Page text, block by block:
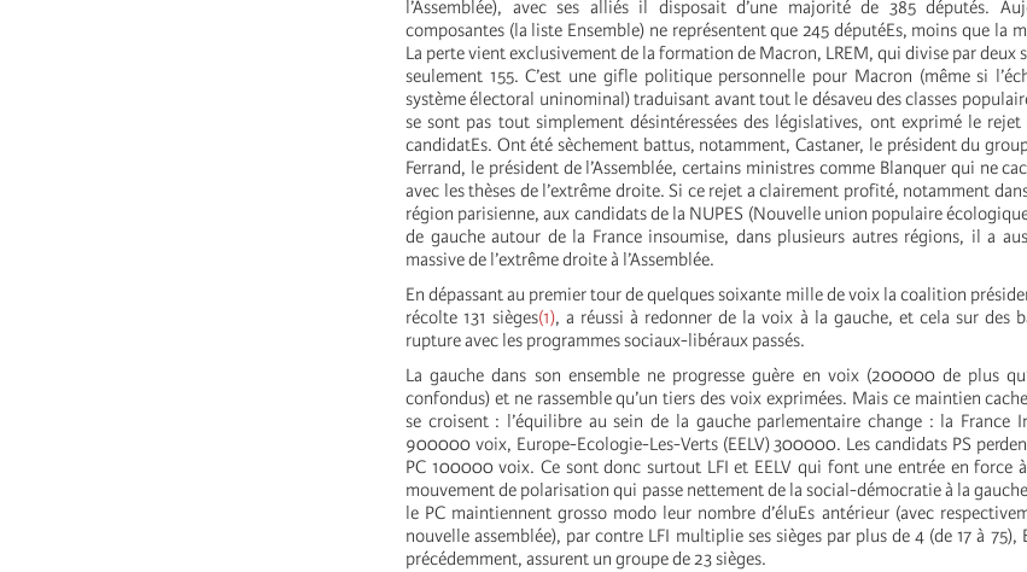
l’Assemblée), avec ses alliés il disposait d’une majorité de 385 députés.
composantes (la liste Ensemble) ne représentent que 245 députéEs, moins que la
La perte vient exclusivement de la formation de Macron, LREM, qui divise par deux
seulement 155. C’est une gifle politique personnelle pour Macron (même si
système électoral uninominal) traduisant avant tout le désaveu des classes
se sont pas tout simplement désintéressées des législatives, ont exprimé le
candidatEs. Ont été sèchement battus, notamment, Castaner, le président du
Ferrand, le président de l’Assemblée, certains ministres comme Blanquer qui ne
avec les thèses de l’extrême droite. Si ce rejet a clairement profité, notamment
région parisienne, aux candidats de la NUPES (Nouvelle union populaire
de gauche autour de la France insoumise, dans plusieurs autres régions, il a
massive de l’extrême droite à l’Assemblée.
En dépassant au premier tour de quelques soixante mille de voix la coalition
récolte 131 sièges(1), a réussi à redonner de la voix à la gauche, et cela sur des
rupture avec les programmes sociaux-libéraux passés.
La gauche dans son ensemble ne progresse guère en voix (200000 de plus
confondus) et ne rassemble qu’un tiers des voix exprimées. Mais ce maintien
se croisent : l’équilibre au sein de la gauche parlementaire change : la France
900000 voix, Europe-Ecologie-Les-Verts (EELV) 300000. Les candidats PS
PC 100000 voix. Ce sont donc surtout LFI et EELV qui font une entrée en force à
mouvement de polarisation qui passe nettement de la social-démocratie à la
le PC maintiennent grosso modo leur nombre d’éluEs antérieur (avec
nouvelle assemblée), par contre LFI multiplie ses sièges par plus de 4 (de 17 à 75),
précédemment, assurent un groupe de 23 sièges.